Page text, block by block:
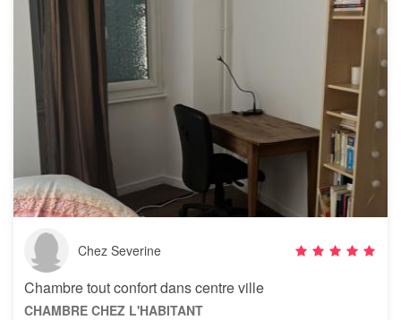
Chez Severine
Chambre tout confort dans centre ville
CHAMBRE CHEZ L'HABITANT